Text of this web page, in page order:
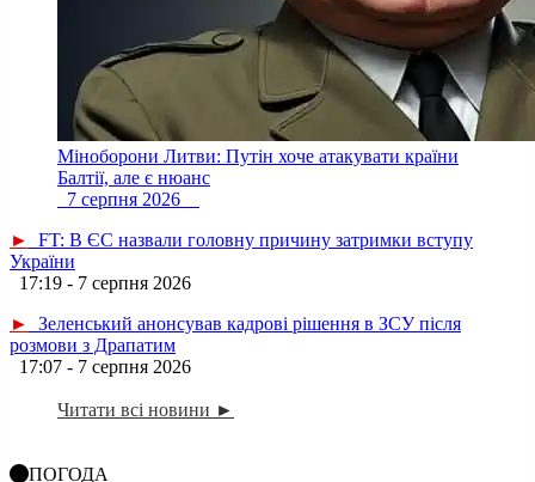
Міноборони Литви: Путін хоче атакувати країни
Балтії, але є нюанс
7 серпня 2026
►
FT: В ЄС назвали головну причину затримки вступу
України
17:19 - 7 серпня 2026
►
Зеленський анонсував кадрові рішення в ЗСУ після
розмови з Драпатим
17:07 - 7 серпня 2026
Читати всі новини ►
ПОГОДА